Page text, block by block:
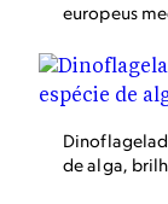
europeus
em uma
outubro de
de alga,